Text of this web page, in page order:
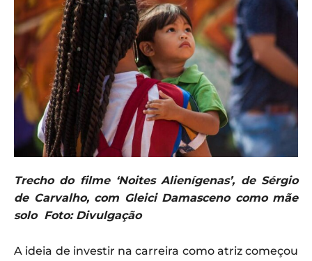
Trecho do filme ‘Noites Alienígenas’, de Sérgio
de Carvalho, com Gleici Damasceno como mãe
solo Foto: Divulgação
A ideia de investir na carreira como atriz começou